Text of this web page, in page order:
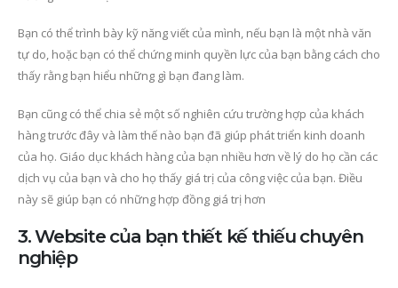
Bạn có thể trình bày kỹ năng viết của mình, nếu bạn là một nhà văn
tự do, hoặc bạn có thể chứng minh quyền lực của bạn bằng cách cho
thấy rằng bạn hiểu những gì bạn đang làm.
Bạn cũng có thể chia sẻ một số nghiên cứu trường hợp của khách
hàng trước đây và làm thế nào bạn đã giúp phát triển kinh doanh
của họ. Giáo dục khách hàng của bạn nhiều hơn về lý do họ cần các
dịch vụ của bạn và cho họ thấy giá trị của công việc của bạn. Điều
này sẽ giúp bạn có những hợp đồng giá trị hơn
3. Website của bạn thiết kế thiếu chuyên
nghiệp